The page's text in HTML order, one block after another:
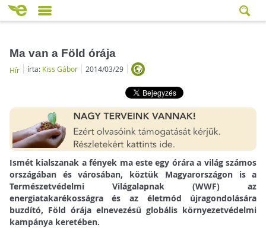
Ma van a Föld órája
Hír írta: Kiss Gábor 2014/03/29
Ismét kialszanak a fények ma este egy órára a világ számos
országában és városában, köztük Magyarországon is a
Természetvédelmi Világalapnak (WWF) az
energiatakarékosságra és az életmód újragondolására
buzdító, Föld órája elnevezésű globális környezetvédelmi
kampánya keretében.